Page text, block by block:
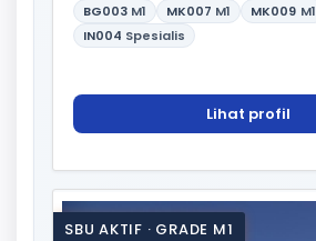
BG003 M1 MK007 M1 MK009 M1
IN004 Spesialis
Lihat profil
SBU AKTIF · GRADE M1